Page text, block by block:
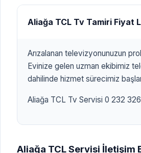
Aliağa TCL Tv Tamiri Fiyat
Arızalanan televizyonunuzun
Evinize gelen uzman ekibimiz
dahilinde hizmet sürecimiz
Aliağa TCL Tv Servisi 0 232
Aliağa TCL Servisi İletişim